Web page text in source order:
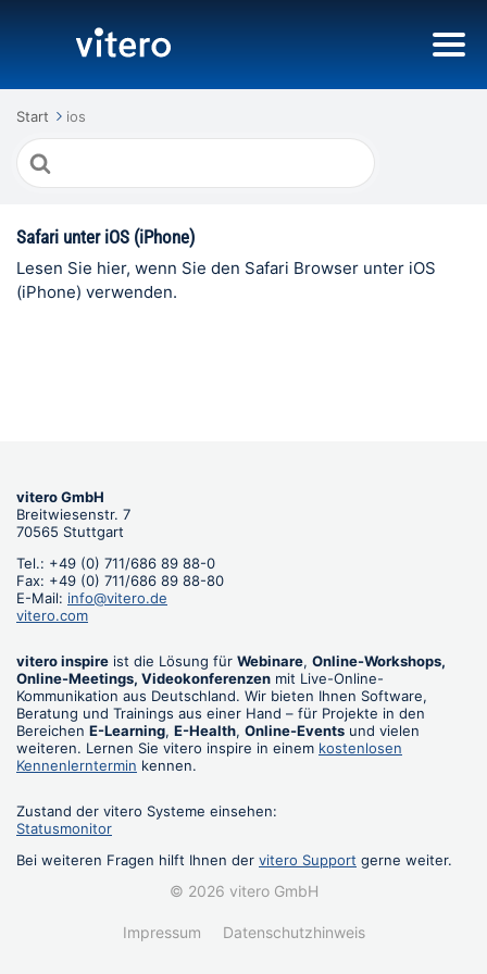
Start ios
Suche
nach
Safari unter iOS (iPhone)
Lesen Sie hier, wenn Sie den Safari Browser unter iOS
(iPhone) verwenden.
vitero GmbH
Breitwiesenstr. 7
70565 Stuttgart
Tel.: +49 (0) 711/686 89 88-0
Fax: +49 (0) 711/686 89 88-80
E-Mail: info@vitero.de
vitero.com
vitero inspire ist die Lösung für Webinare, Online-Workshops,
Online-Meetings, Videokonferenzen mit Live-Online-
Kommunikation aus Deutschland. Wir bieten Ihnen Software,
Beratung und Trainings aus einer Hand – für Projekte in den
Bereichen E-Learning, E-Health, Online-Events und vielen
weiteren. Lernen Sie vitero inspire in einem kostenlosen
Kennenlerntermin kennen.
Zustand der vitero Systeme einsehen:
Statusmonitor
Bei weiteren Fragen hilft Ihnen der vitero Support gerne weiter.
© 2026 vitero GmbH
Impressum Datenschutzhinweis